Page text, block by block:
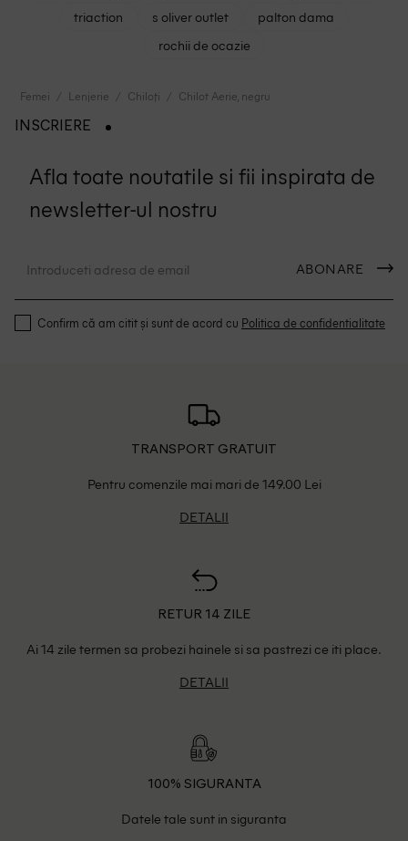
triaction
s oliver outlet
palton dama
rochii de ocazie
Femei Lenjerie Chiloți Chilot Aerie, negru
INSCRIERE
Afla toate noutatile si fii inspirata de
newsletter-ul nostru
ABONARE
Confirm că am citit și sunt de acord cu Politica de confidentialitate
TRANSPORT GRATUIT
Pentru comenzile mai mari de 149.00 Lei
DETALII
RETUR 14 ZILE
Ai 14 zile termen sa probezi hainele si sa pastrezi ce iti place.
DETALII
100% SIGURANTA
Datele tale sunt in siguranta